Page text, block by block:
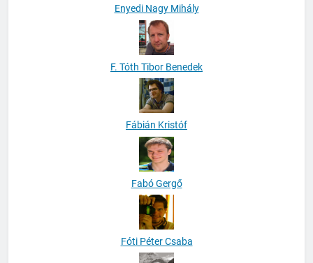
Enyedi Nagy Mihály
F. Tóth Tibor Benedek
Fábián Kristóf
Fabó Gergő
Fóti Péter Csaba